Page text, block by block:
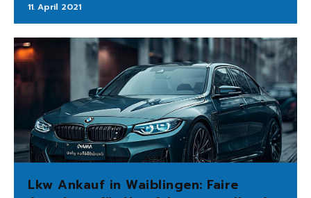
11. April 2021
Lkw Ankauf in Waiblingen: Faire